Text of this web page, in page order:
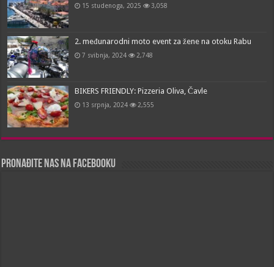
15 studenoga, 2025 3,058
2. međunarodni moto event za žene na otoku Rabu
7 svibnja, 2024 2,748
BIKERS FRIENDLY: Pizzeria Oliva, Čavle
13 srpnja, 2024 2,555
Pronađite nas na Facebooku